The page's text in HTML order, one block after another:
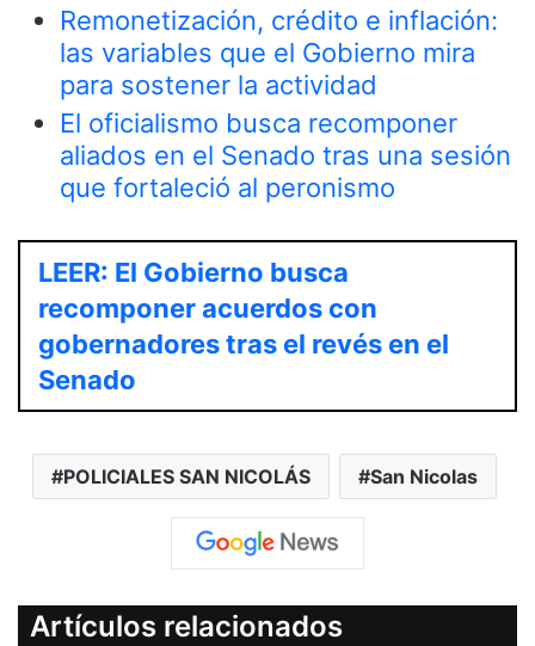
Remonetización, crédito e inflación:
las variables que el Gobierno mira
para sostener la actividad
El oficialismo busca recomponer
aliados en el Senado tras una sesión
que fortaleció al peronismo
LEER: El Gobierno busca
recomponer acuerdos con
gobernadores tras el revés en el
Senado
POLICIALES SAN NICOLÁS San Nicolas
Artículos relacionados